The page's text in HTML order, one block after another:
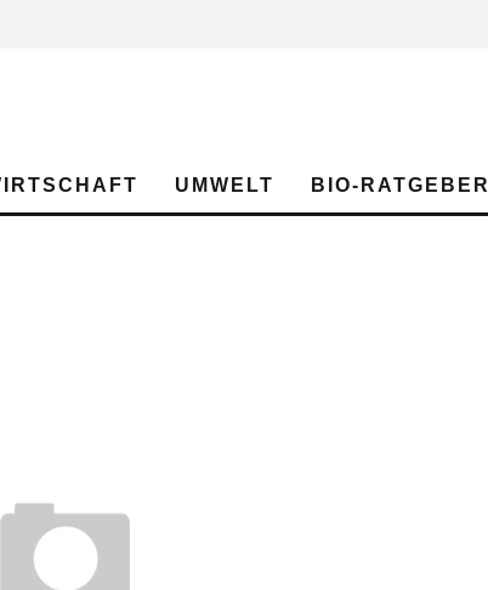
UMWELT BIO-RATGEBER